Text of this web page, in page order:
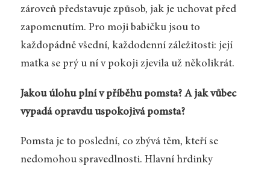
zároveň představuje způsob, jak je uchovat před
zapomenutím. Pro moji babičku jsou to
každopádně všední, každodenní záležitosti: její
matka se prý u ní v pokoji zjevila už několikrát.
Jakou úlohu plní v příběhu pomsta? A jak vůbec
vypadá opravdu uspokojivá pomsta?
Pomsta je to poslední, co zbývá těm, kteří se
nedomohou spravedlnosti. Hlavní hrdinky